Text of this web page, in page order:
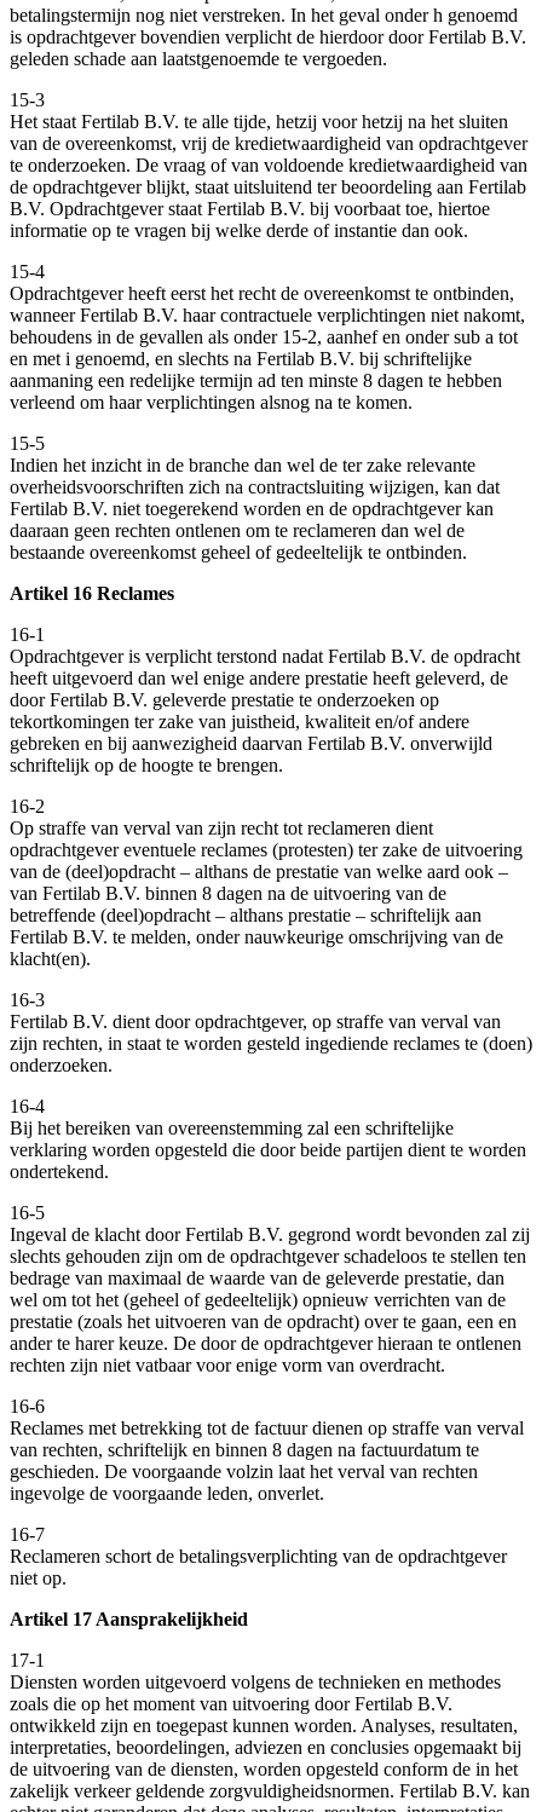
betalingstermijn nog niet verstreken. In het geval onder h genoemd
is opdrachtgever bovendien verplicht de hierdoor door Fertilab B.V.
geleden schade aan laatstgenoemde te vergoeden.
15-3
Het staat Fertilab B.V. te alle tijde, hetzij voor hetzij na het sluiten
van de overeenkomst, vrij de kredietwaardigheid van opdrachtgever
te onderzoeken. De vraag of van voldoende kredietwaardigheid van
de opdrachtgever blijkt, staat uitsluitend ter beoordeling aan Fertilab
B.V. Opdrachtgever staat Fertilab B.V. bij voorbaat toe, hiertoe
informatie op te vragen bij welke derde of instantie dan ook.
15-4
Opdrachtgever heeft eerst het recht de overeenkomst te ontbinden,
wanneer Fertilab B.V. haar contractuele verplichtingen niet nakomt,
behoudens in de gevallen als onder 15-2, aanhef en onder sub a tot
en met i genoemd, en slechts na Fertilab B.V. bij schriftelijke
aanmaning een redelijke termijn ad ten minste 8 dagen te hebben
verleend om haar verplichtingen alsnog na te komen.
15-5
Indien het inzicht in de branche dan wel de ter zake relevante
overheidsvoorschriften zich na contractsluiting wijzigen, kan dat
Fertilab B.V. niet toegerekend worden en de opdrachtgever kan
daaraan geen rechten ontlenen om te reclameren dan wel de
bestaande overeenkomst geheel of gedeeltelijk te ontbinden.
Artikel 16 Reclames
16-1
Opdrachtgever is verplicht terstond nadat Fertilab B.V. de opdracht
heeft uitgevoerd dan wel enige andere prestatie heeft geleverd, de
door Fertilab B.V. geleverde prestatie te onderzoeken op
tekortkomingen ter zake van juistheid, kwaliteit en/of andere
gebreken en bij aanwezigheid daarvan Fertilab B.V. onverwijld
schriftelijk op de hoogte te brengen.
16-2
Op straffe van verval van zijn recht tot reclameren dient
opdrachtgever eventuele reclames (protesten) ter zake de uitvoering
van de (deel)opdracht – althans de prestatie van welke aard ook –
van Fertilab B.V. binnen 8 dagen na de uitvoering van de
betreffende (deel)opdracht – althans prestatie – schriftelijk aan
Fertilab B.V. te melden, onder nauwkeurige omschrijving van de
klacht(en).
16-3
Fertilab B.V. dient door opdrachtgever, op straffe van verval van
zijn rechten, in staat te worden gesteld ingediende reclames te (doen)
onderzoeken.
16-4
Bij het bereiken van overeenstemming zal een schriftelijke
verklaring worden opgesteld die door beide partijen dient te worden
ondertekend.
16-5
Ingeval de klacht door Fertilab B.V. gegrond wordt bevonden zal zij
slechts gehouden zijn om de opdrachtgever schadeloos te stellen ten
bedrage van maximaal de waarde van de geleverde prestatie, dan
wel om tot het (geheel of gedeeltelijk) opnieuw verrichten van de
prestatie (zoals het uitvoeren van de opdracht) over te gaan, een en
ander te harer keuze. De door de opdrachtgever hieraan te ontlenen
rechten zijn niet vatbaar voor enige vorm van overdracht.
16-6
Reclames met betrekking tot de factuur dienen op straffe van verval
van rechten, schriftelijk en binnen 8 dagen na factuurdatum te
geschieden. De voorgaande volzin laat het verval van rechten
ingevolge de voorgaande leden, onverlet.
16-7
Reclameren schort de betalingsverplichting van de opdrachtgever
niet op.
Artikel 17 Aansprakelijkheid
17-1
Diensten worden uitgevoerd volgens de technieken en methodes
zoals die op het moment van uitvoering door Fertilab B.V.
ontwikkeld zijn en toegepast kunnen worden. Analyses, resultaten,
interpretaties, beoordelingen, adviezen en conclusies opgemaakt bij
de uitvoering van de diensten, worden opgesteld conform de in het
zakelijk verkeer geldende zorgvuldigheidsnormen. Fertilab B.V. kan